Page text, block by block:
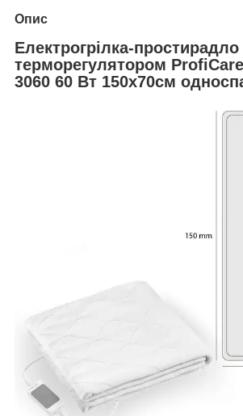
Опис
Електрогрілка-простирадло
терморегулятором
3060 60 Вт 150x70см